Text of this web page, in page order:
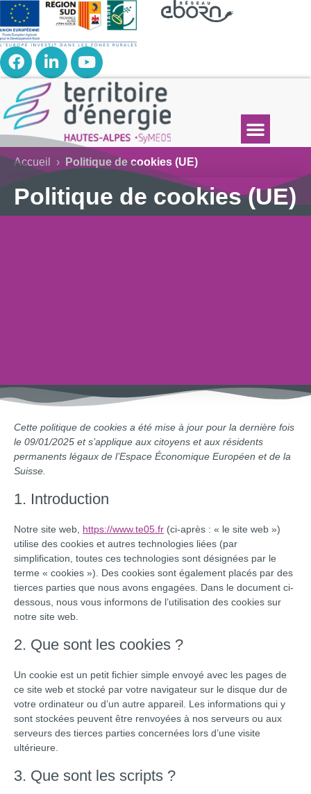
Accueil › Politique de cookies (UE)
Politique de cookies (UE)
Cette politique de cookies a été mise à jour pour la dernière fois
le 09/01/2025 et s’applique aux citoyens et aux résidents
permanents légaux de l’Espace Économique Européen et de la
Suisse.
1. Introduction
Notre site web, https://www.te05.fr (ci-après : « le site web »)
utilise des cookies et autres technologies liées (par
simplification, toutes ces technologies sont désignées par le
terme « cookies »). Des cookies sont également placés par des
tierces parties que nous avons engagées. Dans le document ci-
dessous, nous vous informons de l’utilisation des cookies sur
notre site web.
2. Que sont les cookies ?
Un cookie est un petit fichier simple envoyé avec les pages de
ce site web et stocké par votre navigateur sur le disque dur de
votre ordinateur ou d’un autre appareil. Les informations qui y
sont stockées peuvent être renvoyées à nos serveurs ou aux
serveurs des tierces parties concernées lors d’une visite
ultérieure.
3. Que sont les scripts ?